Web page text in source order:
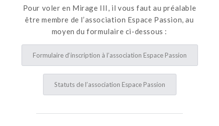
Pour voler en Mirage III, il vous faut au préalable
être membre de l’association Espace Passion, au
moyen du formulaire ci-dessous :
Formulaire d‘inscription à l’association Espace Passion
Statuts de l’association Espace Passion